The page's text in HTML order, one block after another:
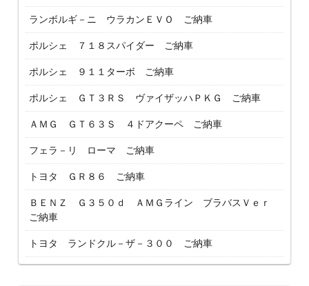
ランボルギ－ニ ウラカンＥＶＯ ご納車
ポルシェ ７１８スパイダー ご納車
ポルシェ ９１１ターボ ご納車
ポルシェ ＧＴ３ＲＳ ヴァイザッハＰＫＧ ご納車
ＡＭＧ ＧＴ６３Ｓ ４ドアクーペ ご納車
フェラ－リ ローマ ご納車
トヨタ ＧＲ８６ ご納車
ＢＥＮＺ Ｇ３５０ｄ ＡＭＧライン ブラバスＶｅｒ
ご納車
トヨタ ランドクル－ザ－３００ ご納車